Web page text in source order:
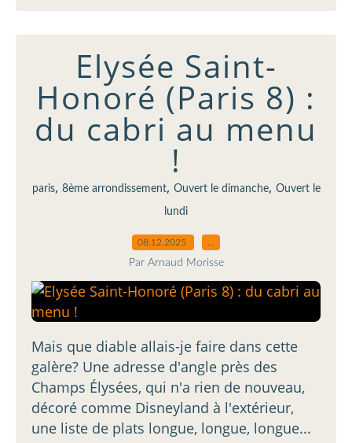
Elysée Saint-
Honoré (Paris 8) :
du cabri au menu
!
paris, 8ème arrondissement, Ouvert le dimanche, Ouvert le
lundi
08.12.2025
Par Arnaud Morisse
Mais que diable allais-je faire dans cette
galère? Une adresse d'angle près des
Champs Élysées, qui n'a rien de nouveau,
décoré comme Disneyland à l'extérieur,
une liste de plats longue, longue, longue...